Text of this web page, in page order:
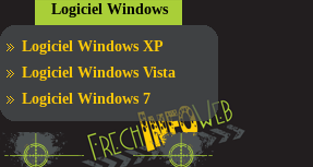
Logiciel Windows
Logiciel Windows XP
Logiciel Windows Vista
Logiciel Windows 7